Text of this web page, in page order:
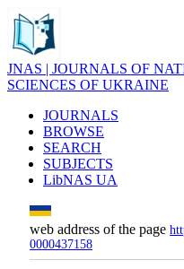
JNAS | JOURNALS OF
SCIENCES OF UKRAINE
JOURNALS
BROWSE
SEARCH
SUBJECTS
LibNAS UA
web address of the page
0000437158